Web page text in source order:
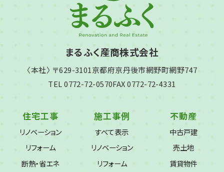
まるふく産商株式会社
〈本社〉 〒629-3101京都府京丹後市網野町網野747
TEL 0772-72-0570FAX 0772-72-4331
住宅工事
リノベーション
リフォーム
断熱・省エネ
施工事例
すべて表示
リノベーション
リフォーム
不動産
中古戸建
売土地
賃貸物件